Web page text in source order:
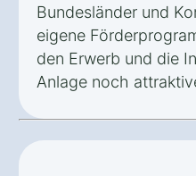
Bundesländer und
eigene
den Erwerb und die
Anlage noch